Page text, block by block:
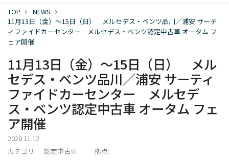
店舗案内
新車を探す
展示車・試乗車
TOP
NEWS
11月13日（金）～15日（日） メルセデス・ベンツ品川／浦安 サーテ
ィファイドカーセンター メルセデス・ベンツ認定中古車 オータム フ
ェア開催
11月13日（金）～15日（日） メル
セデス・ベンツ品川／浦安 サーティ
ファイドカーセンター メルセデ
ス・ベンツ認定中古車 オータム フェ
ア開催
2020.11.12
カテゴリ:
認定中古車 拠点: